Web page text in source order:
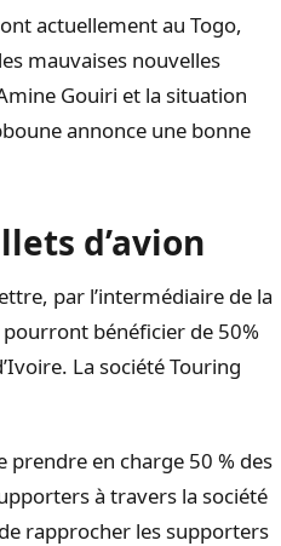
actuellement au Togo,
mauvaises nouvelles
Gouiri et la situation
annonce une bonne
d’avion
par l’intermédiaire de la
bénéficier de 50%
La société Touring
prendre en charge 50 % des
à travers la société
rapprocher les supporters